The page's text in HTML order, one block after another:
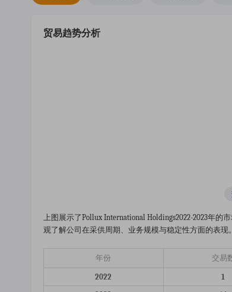
贸易趋势分析
上图展示了pollux International Holdings2022-2023年
观了解公司在采供周期、业务规模与稳定性方面的表现
年份 交易
2022 1